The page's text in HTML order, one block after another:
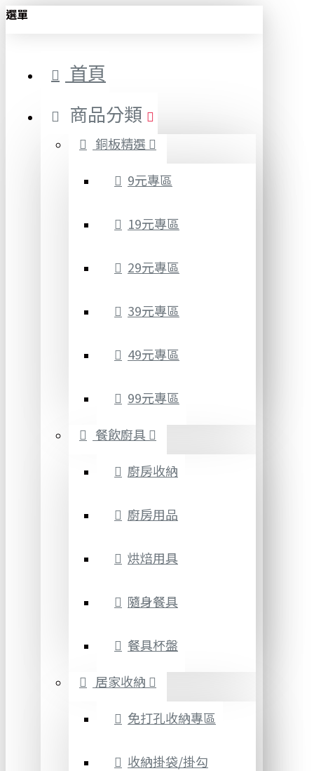
選單
首頁
商品分類
銅板精選
9元專區
19元專區
29元專區
39元專區
49元專區
99元專區
餐飲廚具
廚房收納
廚房用品
烘焙用具
隨身餐具
餐具杯盤
居家收納
免打孔收納專區
收納掛袋/掛勾